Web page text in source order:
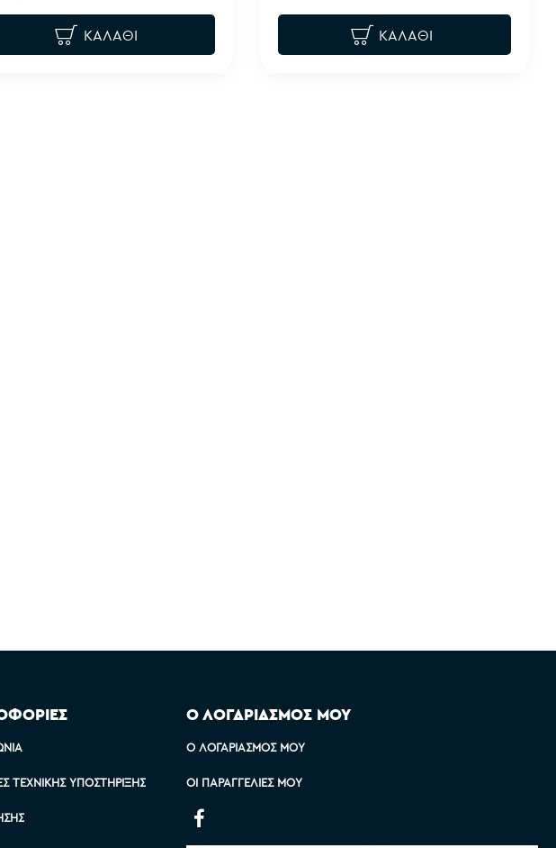
ΚΑΛΆΘΙ ΚΑΛΆΘΙ
ΤΕΧΝΙΚΉΣ ΥΠΟΣΤΉΡΙΞΗΣ
Ο ΛΟΓΑΡΙΑΣΜΟΣ ΜΟΥ
Ο ΛΟΓΑΡΙΑΣΜΌΣ ΜΟΥ
ΟΙ ΠΑΡΑΓΓΕΛΊΕΣ ΜΟΥ